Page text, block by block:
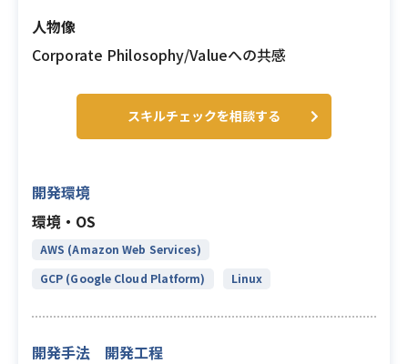
人物像
Corporate Philosophy/Valueへの共感
スキルチェックを相談する
開発環境
環境・OS
AWS (Amazon Web Services)
GCP (Google Cloud Platform)
Linux
開発手法 開発工程